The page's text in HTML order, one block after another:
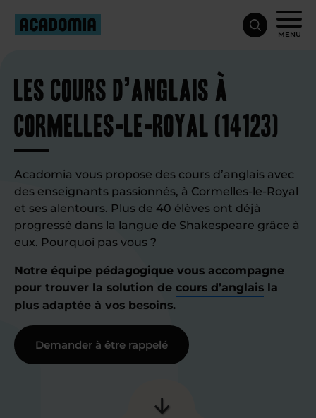
MENU
Les cours d’anglais à
Cormelles-le-Royal (14123)
Acadomia vous propose des cours d’anglais avec
des enseignants passionnés, à Cormelles-le-Royal
et ses alentours. Plus de 40 élèves ont déjà
progressé dans la langue de Shakespeare grâce à
eux. Pourquoi pas vous ?
Notre équipe pédagogique vous accompagne
pour trouver la solution de cours d’anglais la
plus adaptée à vos besoins.
Demander à être rappelé